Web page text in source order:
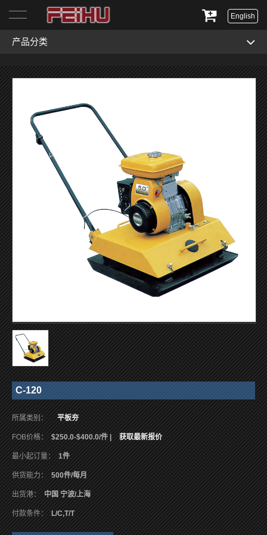
English
产品分类
C-120
所属类别： 平板夯
FOB价格： $250.0-$400.0/件 | 获取最新报价
最小起订量： 1件
供货能力： 500件/每月
出货港： 中国 宁波/上海
付款条件： L/C,T/T
首页
关于我们
产品展示
服务与支持
新闻资讯